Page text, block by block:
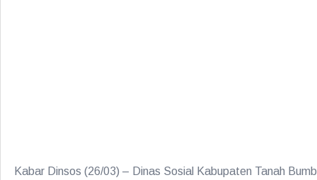
Kabar Dinsos (26/03) – Dinas Sosial Kabupaten Tanah